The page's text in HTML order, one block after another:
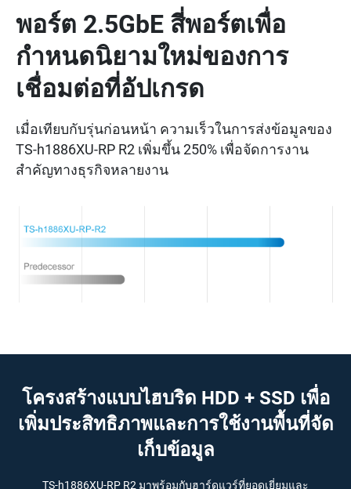
พอร์ต 2.5GbE สี่พอร์ตเพื่อ
กำหนดนิยามใหม่ของการ
เชื่อมต่อที่อัปเกรด
เมื่อเทียบกับรุ่นก่อนหน้า ความเร็วในการส่งข้อมูลของ
TS-h1886XU-RP R2 เพิ่มขึ้น 250% เพื่อจัดการงาน
สำคัญทางธุรกิจหลายงาน
โครงสร้างแบบไฮบริด HDD + SSD เพื่อ
เพิ่มประสิทธิภาพและการใช้งานพื้นที่จัด
เก็บข้อมูล
TS-h1886XU-RP R2 มาพร้อมกับฮาร์ดแวร์ที่ยอดเยี่ยมและ